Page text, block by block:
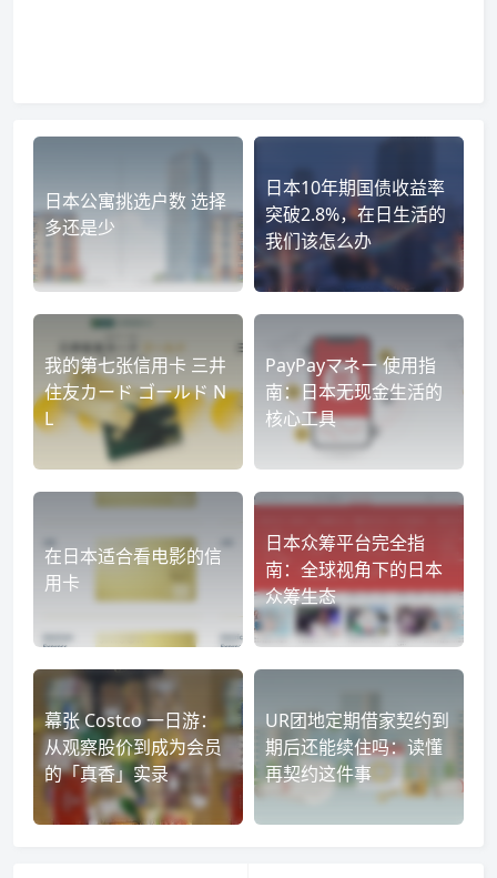
日本公寓挑选户数 选择
多还是少
日本10年期国债收益率
突破2.8%，在日生活的
我们该怎么办
我的第七张信用卡 三井
住友カード ゴールド N
L
PayPayマネー 使用指
南：日本无现金生活的
核心工具
在日本适合看电影的信
用卡
日本众筹平台完全指
南：全球视角下的日本
众筹生态
幕张 Costco 一日游：
从观察股价到成为会员
的「真香」实录
UR团地定期借家契约到
期后还能续住吗：读懂
再契约这件事